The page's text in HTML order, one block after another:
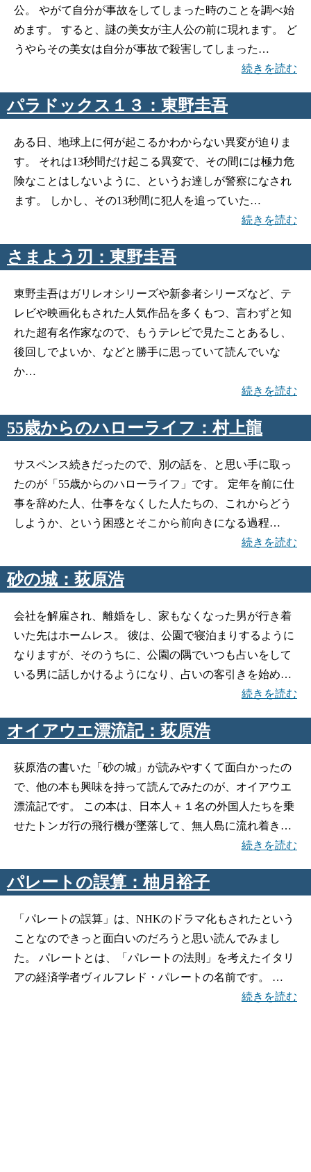
公。 やがて自分が事故をしてしまった時のことを調べ始
めます。 すると、謎の美女が主人公の前に現れます。 ど
うやらその美女は自分が事故で殺害してしまった…
続きを読む
パラドックス１３：東野圭吾
ある日、地球上に何が起こるかわからない異変が迫りま
す。 それは13秒間だけ起こる異変で、その間には極力危
険なことはしないように、というお達しが警察になされ
ます。 しかし、その13秒間に犯人を追っていた…
続きを読む
さまよう刃：東野圭吾
東野圭吾はガリレオシリーズや新参者シリーズなど、テ
レビや映画化もされた人気作品を多くもつ、言わずと知
れた超有名作家なので、もうテレビで見たことあるし、
後回しでよいか、などと勝手に思っていて読んでいな
か…
続きを読む
55歳からのハローライフ：村上龍
サスペンス続きだったので、別の話を、と思い手に取っ
たのが「55歳からのハローライフ」です。 定年を前に仕
事を辞めた人、仕事をなくした人たちの、これからどう
しようか、という困惑とそこから前向きになる過程…
続きを読む
砂の城：荻原浩
会社を解雇され、離婚をし、家もなくなった男が行き着
いた先はホームレス。 彼は、公園で寝泊まりするように
なりますが、そのうちに、公園の隅でいつも占いをして
いる男に話しかけるようになり、占いの客引きを始め…
続きを読む
オイアウエ漂流記：荻原浩
荻原浩の書いた「砂の城」が読みやすくて面白かったの
で、他の本も興味を持って読んでみたのが、オイアウエ
漂流記です。 この本は、日本人＋１名の外国人たちを乗
せたトンガ行の飛行機が墜落して、無人島に流れ着き…
続きを読む
パレートの誤算：柚月裕子
「パレートの誤算」は、NHKのドラマ化もされたという
ことなのできっと面白いのだろうと思い読んでみまし
た。 パレートとは、「パレートの法則」を考えたイタリ
アの経済学者ヴィルフレド・パレートの名前です。 …
続きを読む